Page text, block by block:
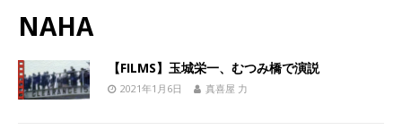
NAHA
【FILMS】玉城栄一、むつみ橋で演説
2021年1月6日 真喜屋 力